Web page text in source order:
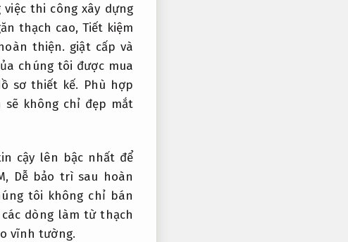
thi công xây dựng
thạch cao, Tiết kiệm
thiện. giật cấp và
chúng tôi được mua
sơ thiết kế. Phù hợp
không chỉ đẹp mắt
cậy lên bậc nhất để
Dễ bảo trì sau hoàn
tôi không chỉ bán
dòng làm từ thạch
vĩnh tường.